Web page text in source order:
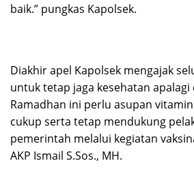
baik.” pungkas Kapolsek.
Diakhir apel Kapolsek mengajak
untuk tetap jaga kesehatan apalagi
Ramadhan ini perlu asupan
cukup serta tetap mendukung
pemerintah melalui kegiatan
AKP Ismail S.Sos., MH.